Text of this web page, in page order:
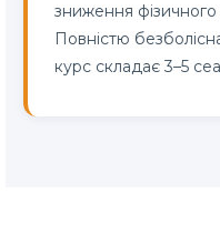
зниження
Повністю
курс складає 3–5